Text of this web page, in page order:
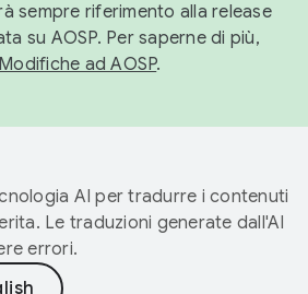
sempre riferimento alla release
su AOSP. Per saperne di più,
Modifiche ad AOSP.
AI per tradurre i contenuti
Le traduzioni generate dall'AI
errori.